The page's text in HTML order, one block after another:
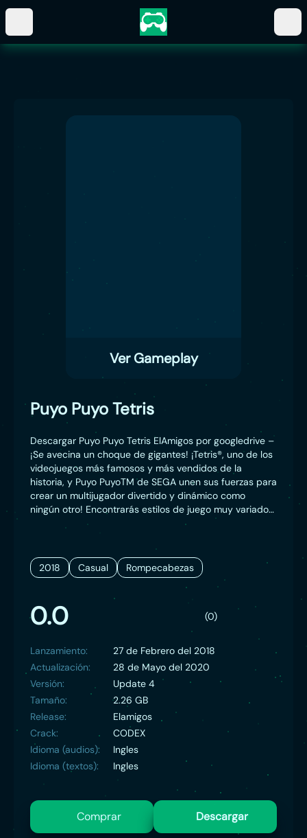
Ver Gameplay
Puyo Puyo Tetris
Descargar Puyo Puyo Tetris ElAmigos por googledrive –
¡Se avecina un choque de gigantes! ¡Tetris®, uno de los
videojuegos más famosos y más vendidos de la
historia, y Puyo PuyoTM de SEGA unen sus fuerzas para
crear un multijugador divertido y dinámico como
ningún otro! Encontrarás estilos de juego muy variados,
desde los modos aventura o desafío para un jugador
hasta cuatro jugadores. Desbloquea nuevos personajes
y escenarios en el modo aventura. También
encontrarás voces, aspectos para puyos y tetriminos,
escenarios y mucho más en la tienda del juego. Hasta
puedes poner a prueba tu ingenio en el ámbito
internacional al jugar en cualquiera de los modos
multijugador con hasta cuatro participantes en línea,
ya sea en la liga puzle o el estilo libre.
2018 Casual Rompecabezas
0.0 (0)
Lanzamiento:
27 de Febrero del 2018
Actualización:
28 de Mayo del 2020
Versión:
Update 4
Tamaño:
2.26 GB
Release:
Elamigos
Crack:
CODEX
Idioma (audios):
Ingles
Idioma (textos):
Ingles
Comprar Descargar